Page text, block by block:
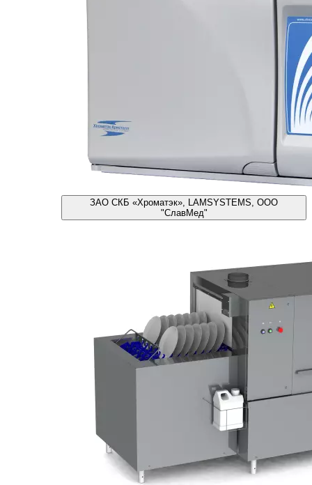
ЗАО СКБ «Хроматэк», LAMSYSTEMS, ООО
"СлавМед"